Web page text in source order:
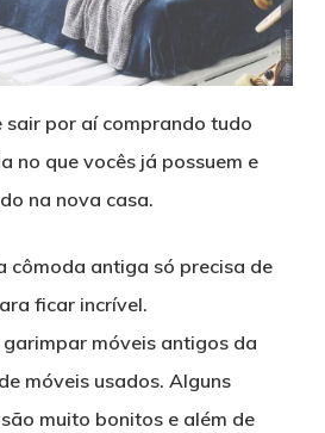
sair por aí comprando tudo
no que vocês já possuem e
na nova casa.
cômoda antiga só precisa de
ficar incrível.
móveis antigos da
móveis usados. Alguns
muito bonitos e além de